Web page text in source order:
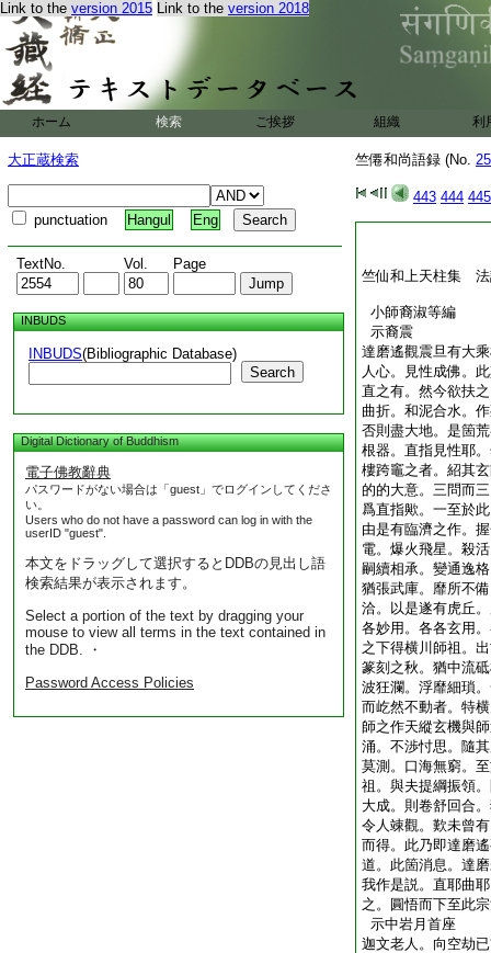
Link to the version 2015 Link to the version 2018
ホーム 検索 ご挨拶 組織 利
大正蔵検索
punctuation Hangul Eng
TextNo. Vol. Page
INBUDS
INBUDS(Bibliographic Database)
Search
Digital Dictionary of Buddhism
電子佛教辭典
パスワードがない場合は「guest」でログインしてくださ
い。
Users who do not have a password can log in with the
userID "guest".
本文をドラッグして選択するとDDBの見出し語
検索結果が表示されます。
Select a portion of the text by dragging your
mouse to view all terms in the text contained in
the DDB. ・
Password Access Policies
竺僊和尚語録 (No.
443 444 445
竺仙和上天柱集
小師裔淑等編
示裔震
達磨遙觀震旦有大
人心。見性成佛。
直之有。然今欲扶
曲折。和泥合水。
否則盡大地。是箇
根器。直指見性耶
樓跨竈之者。紹其
的的大意。三問而
爲直指歟。一至於
由是有臨濟之作。
電。爆火飛星。殺
嗣續相承。變通逸
猶張武庫。靡所不
洽。以是遂有虎丘
各妙用。各各玄用
之下得横川師祖。
篆刻之秋。猶中流
波狂瀾。浮靡細瑣
而屹然不動者。特
師之作天縱玄機與
涌。不渉忖思。隨
莫測。口海無窮。
祖。與夫提綱振領
大成。則卷舒回合
令人竦觀。歎未曾
而得。此乃即達磨
道。此箇消息。達
我作是説。直耶曲
之。圓悟而下至此
示中岩月首座
迦文老人。向空劫